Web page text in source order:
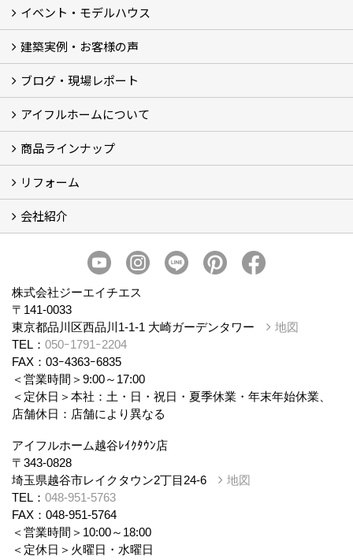
イベント・モデルハウス
イベント
モデルハウス見学
建築実例・お客様の声
建築実例
お客様の声
ブログ・現場レポート
ブログ
現場レポート
アイフルホームについて
アイフルホームについて (5)
商品ラインナップ
商品ラインナップ
リフォーム
まるごと断熱リフォーム
イベント情報
施工事例
会社紹介
スタッフ紹介
個人情報保護方針
株式会社ジーエイチエス
〒141-0033
東京都品川区西品川1-1-1 大崎ガーデンタワー
地図
TEL： 050ｰ1791ｰ2204
FAX：03ｰ4363ｰ6835
＜営業時間＞9:00～17:00
＜定休日＞本社：土・日・祝日・夏季休業・年末年始休業、
店舗休日：店舗により異なる
アイフルホーム越谷ﾚｲｸﾀｳﾝ店
〒343-0828
埼玉県越谷市レイクタウン2丁目24-6
地図
TEL： 048-951-5763
FAX：048-951-5764
＜営業時間＞10:00～18:00
＜定休日＞火曜日・水曜日